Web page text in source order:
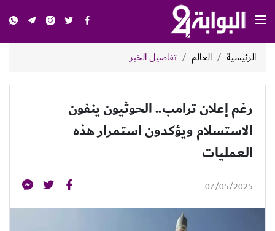
الرئيسية العالم تفاصيل الخبر
رغم إعلان ترامب.. الحوثيون ينفون
الاستسلام ويؤكدون استمرار هذه
العمليات
07/05/2025